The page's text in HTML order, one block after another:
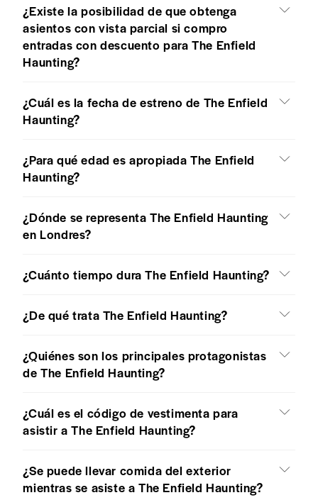
¿Existe la posibilidad de que obtenga
asientos con vista parcial si compro
entradas con descuento para The Enfield
Haunting?
¿Cuál es la fecha de estreno de The Enfield
Haunting?
¿Para qué edad es apropiada The Enfield
Haunting?
¿Dónde se representa The Enfield Haunting
en Londres?
¿Cuánto tiempo dura The Enfield Haunting?
¿De qué trata The Enfield Haunting?
¿Quiénes son los principales protagonistas
de The Enfield Haunting?
¿Cuál es el código de vestimenta para
asistir a The Enfield Haunting?
¿Se puede llevar comida del exterior
mientras se asiste a The Enfield Haunting?